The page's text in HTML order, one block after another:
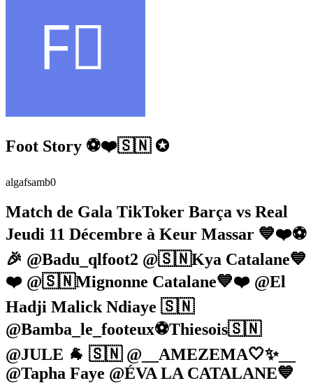
Foot Story ⚽️❤️🇸🇳 ✪
algafsamb0
Match de Gala TikToker Barça vs Real
Jeudi 11 Décembre à Keur Massar 💙❤️⚽️
🎉 @Badu_qlfoot2 @🇸🇳Kya Catalane💙
❤️ @🇸🇳Mignonne Catalane💙❤️ @El
Hadji Malick Ndiaye 🇸🇳
@Bamba_le_footeux⚽️Thiesois🇸🇳
@JULE 🐐 🇸🇳 @__AMEZEMA🤍✨__
@Tapha Faye @ÉVA LA CATALANE💙